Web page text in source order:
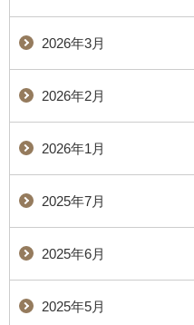
2026年3月
2026年2月
2026年1月
2025年7月
2025年6月
2025年5月